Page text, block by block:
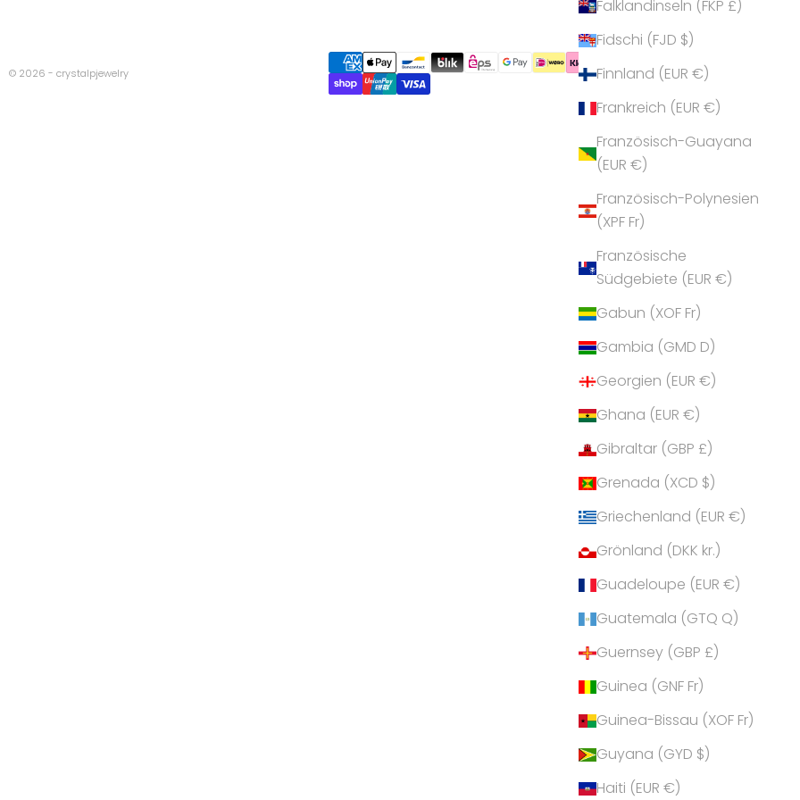
Falklandinseln (FKP £)
Fidschi (FJD $)
Finnland (EUR €)
Frankreich (EUR €)
Französisch-Guayana
(EUR €)
Französisch-Polynesien
(XPF Fr)
Französische
Südgebiete (EUR €)
Gabun (XOF Fr)
Gambia (GMD D)
Georgien (EUR €)
Ghana (EUR €)
Gibraltar (GBP £)
Grenada (XCD $)
Griechenland (EUR €)
Grönland (DKK kr.)
Guadeloupe (EUR €)
Guatemala (GTQ Q)
Guernsey (GBP £)
Guinea (GNF Fr)
Guinea-Bissau (XOF Fr)
Guyana (GYD $)
Haiti (EUR €)
© 2026 - crystalpjewelry